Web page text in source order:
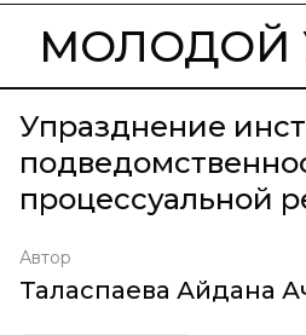
МОЛОДОЙ
Упразднение
процессуальной
Автор
Таласпаева Айдана